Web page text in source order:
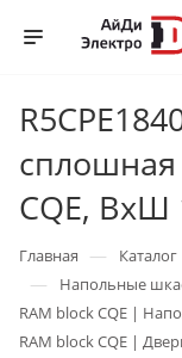
сплошная
CQE, ВхШ
Главная — Каталог
— Напольные
RAM block CQE |
RAM block CQE |